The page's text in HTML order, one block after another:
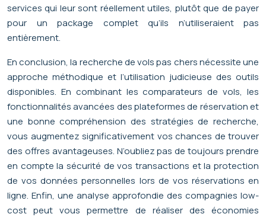
services qui leur sont réellement utiles, plutôt que de payer
pour un package complet qu’ils n’utiliseraient pas
entièrement.
En conclusion, la recherche de vols pas chers nécessite une
approche méthodique et l’utilisation judicieuse des outils
disponibles. En combinant les comparateurs de vols, les
fonctionnalités avancées des plateformes de réservation et
une bonne compréhension des stratégies de recherche,
vous augmentez significativement vos chances de trouver
des offres avantageuses. N’oubliez pas de toujours prendre
en compte la sécurité de vos transactions et la protection
de vos données personnelles lors de vos réservations en
ligne. Enfin, une analyse approfondie des compagnies low-
cost peut vous permettre de réaliser des économies